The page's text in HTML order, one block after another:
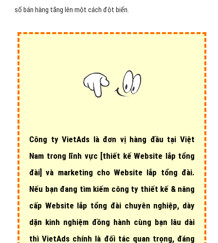
số bán hàng tăng lên một cách đột biến.
Công ty VietAds là đơn vị hàng đầu tại Việt
Nam trong lĩnh vực [thiết kế Website lắp tổng
đài] và marketing cho Website lắp tổng đài.
Nếu bạn đang tìm kiếm công ty thiết kế & nâng
cấp Website lắp tổng đài chuyên nghiệp, dày
dặn kinh nghiệm đồng hành cùng bạn lâu dài
thì VietAds chính là đối tác quan trọng, đáng